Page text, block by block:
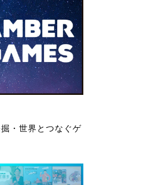
・世界とつなぐゲ